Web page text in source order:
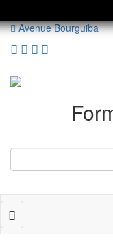
Avenue
Toggle
navigation